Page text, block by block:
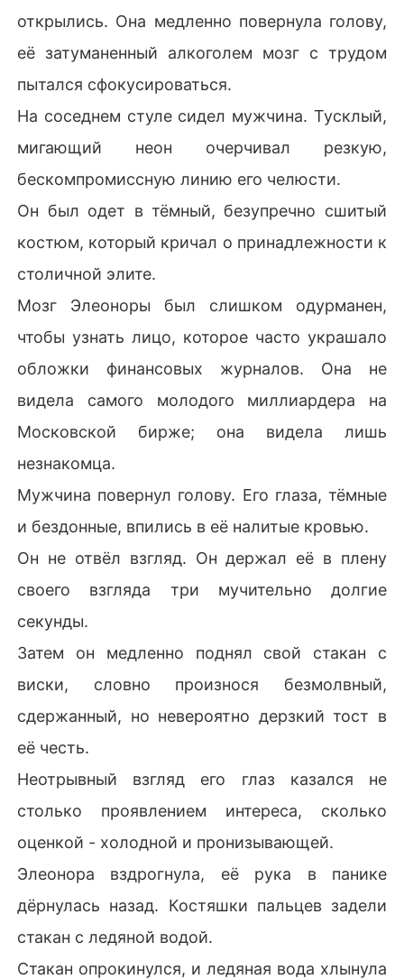
открылись. Она медленно повернула голову,
её затуманенный алкоголем мозг с трудом
пытался сфокусироваться.
На соседнем стуле сидел мужчина. Тусклый,
мигающий неон очерчивал резкую,
бескомпромиссную линию его челюсти.
Он был одет в тёмный, безупречно сшитый
костюм, который кричал о принадлежности к
столичной элите.
Мозг Элеоноры был слишком одурманен,
чтобы узнать лицо, которое часто украшало
обложки финансовых журналов. Она не
видела самого молодого миллиардера на
Московской бирже; она видела лишь
незнакомца.
Мужчина повернул голову. Его глаза, тёмные
и бездонные, впились в её налитые кровью.
Он не отвёл взгляд. Он держал её в плену
своего взгляда три мучительно долгие
секунды.
Затем он медленно поднял свой стакан с
виски, словно произнося безмолвный,
сдержанный, но невероятно дерзкий тост в
её честь.
Неотрывный взгляд его глаз казался не
столько проявлением интереса, сколько
оценкой - холодной и пронизывающей.
Элеонора вздрогнула, её рука в панике
дёрнулась назад. Костяшки пальцев задели
стакан с ледяной водой.
Стакан опрокинулся, и ледяная вода хлынула